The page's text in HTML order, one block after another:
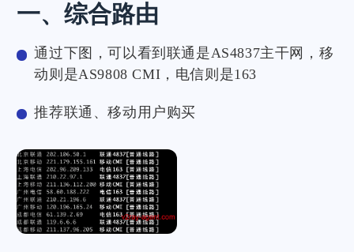
一、综合路由
通过下图，可以看到联通是AS4837主干网，移
动则是AS9808 CMI，电信则是163
推荐联通、移动用户购买